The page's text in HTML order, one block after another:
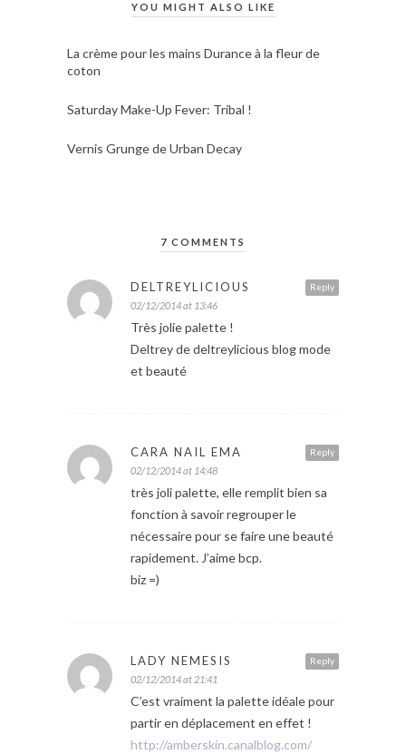
YOU MIGHT ALSO LIKE
La crème pour les mains Durance à la fleur de
coton
Saturday Make-Up Fever: Tribal !
Vernis Grunge de Urban Decay
7 COMMENTS
Reply
DELTREYLICIOUS
02/12/2014 at 13:46
Très jolie palette !
Deltrey de deltreylicious blog mode
et beauté
Reply
CARA NAIL EMA
02/12/2014 at 14:48
très joli palette, elle remplit bien sa
fonction à savoir regrouper le
nécessaire pour se faire une beauté
rapidement. J’aime bcp.
biz =)
Reply
LADY NEMESIS
02/12/2014 at 21:41
C’est vraiment la palette idéale pour
partir en déplacement en effet !
http://amberskin.canalblog.com/